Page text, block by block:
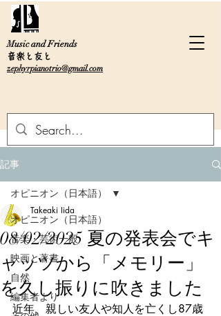
Music and Friends
音楽と友と
zephyrpianotrio@gmail.com
記事
オピニオン（日本語）
音楽・芸術一般
映画と著書
自然
編集者より
オピニオン（日本語）
08/02/2025 夏の発表会でキ
ャッツから「メモリー」
を久し振りに吹きました
Takeaki Iida
近年、親しい友人や知人を亡くし87歳